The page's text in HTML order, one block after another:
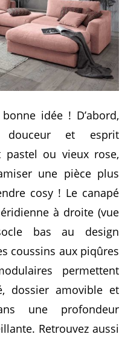
idée ! D’abord,
douceur et esprit
pastel ou vieux rose,
une pièce plus
cosy ! Le canapé
à droite (vue
bas au design
coussins aux piqûres
permettent
dossier amovible et
une profondeur
Retrouvez aussi